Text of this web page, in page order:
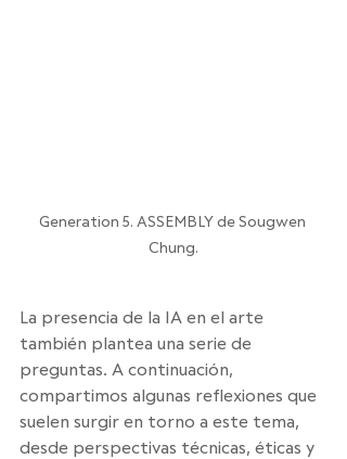
Generation 5. ASSEMBLY de Sougwen
Chung.
La presencia de la IA en el arte
también plantea una serie de
preguntas. A continuación,
compartimos algunas reflexiones que
suelen surgir en torno a este tema,
desde perspectivas técnicas, éticas y